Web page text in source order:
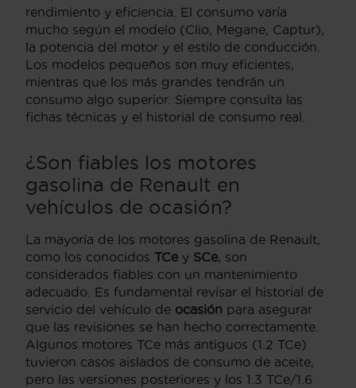
rendimiento y eficiencia. El consumo varía
mucho según el modelo (Clio, Megane, Captur),
la potencia del motor y el estilo de conducción.
Los modelos pequeños son muy eficientes,
mientras que los más grandes tendrán un
consumo algo superior. Siempre consulta las
fichas técnicas y el historial de consumo real.
¿Son fiables los motores
gasolina de Renault en
vehículos de ocasión?
La mayoría de los motores gasolina de Renault,
como los conocidos TCe y SCe , son
considerados fiables con un mantenimiento
adecuado. Es fundamental revisar el historial de
servicio del vehículo de ocasión para asegurar
que las revisiones se han hecho correctamente.
Algunos motores TCe más antiguos (1.2 TCe)
tuvieron casos aislados de consumo de aceite,
pero las versiones posteriores y los 1.3 TCe/1.6